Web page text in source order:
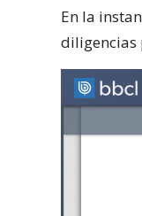
En la
diligencias